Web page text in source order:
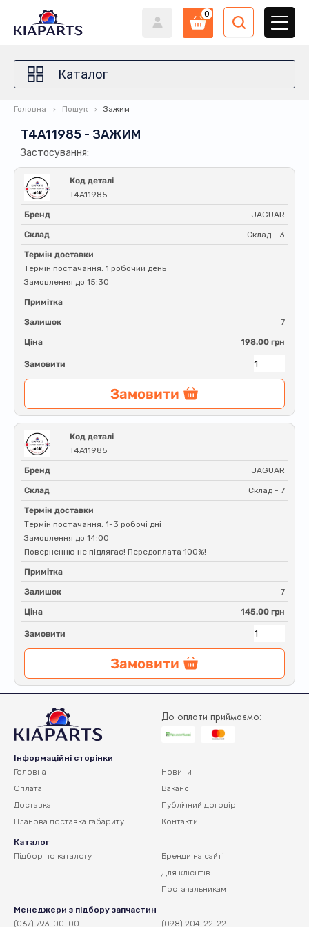
0
Каталог
Головна Пошук Зажим
T4A11985 - ЗАЖИМ
Застосування:
Код деталі
T4A11985
Бренд JAGUAR
Склад Склад - 3
Термін доставки
Термін постачання: 1 робочий день
Замовлення до 15:30
Примітка
Залишок 7
Ціна 198.00 грн
Замовити
Замовити
Код деталі
T4A11985
Бренд JAGUAR
Склад Склад - 7
Термін доставки
Термін постачання: 1-3 робочі дні
Замовлення до 14:00
Поверненню не підлягає! Передоплата 100%!
Примітка
Залишок 7
Ціна 145.00 грн
Замовити
Замовити
До оплати приймаємо:
Інформаційні сторінки
Головна
Оплата
Доставка
Планова доставка габариту
Новини
Вакансії
Публічний договір
Контакти
Каталог
Підбор по каталогу
Бренди на сайті
Для клієнтів
Постачальникам
Менеджери з підбору запчастин
(067) 793-00-00
(098) 204-22-22